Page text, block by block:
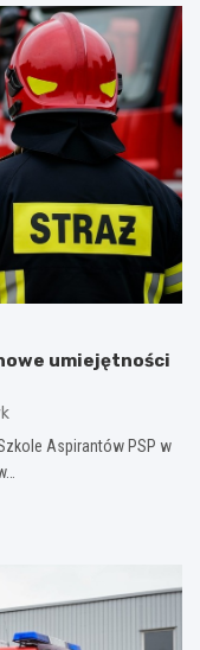
umiejętności
Aspirantów PSP w